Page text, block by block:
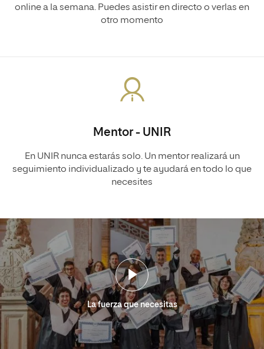
online a la semana. Puedes asistir en directo o verlas en
otro momento
Mentor - UNIR
En UNIR nunca estarás solo. Un mentor realizará un
seguimiento individualizado y te ayudará en todo lo que
necesites
La fuerza que necesitas